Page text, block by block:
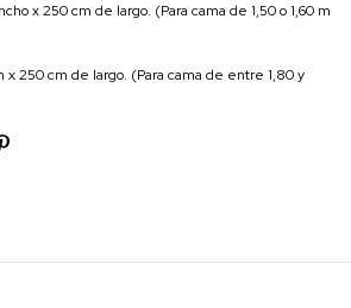
x 250 cm de largo. (Para cama de 1,50 o 1,60 m
x 250 cm de largo. (Para cama de entre 1,80 y